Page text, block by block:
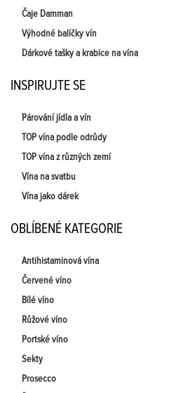
Čaje Damman
Výhodné balíčky vín
Dárkové tašky a krabice na vína
INSPIRUJTE SE
Párování jídla a vín
TOP vína podle odrůdy
TOP vína z různých zemí
Vína na svatbu
Vína jako dárek
OBLÍBENÉ KATEGORIE
Antihistaminová vína
Červené víno
Bílé víno
Růžové víno
Portské víno
Sekty
Prosecco